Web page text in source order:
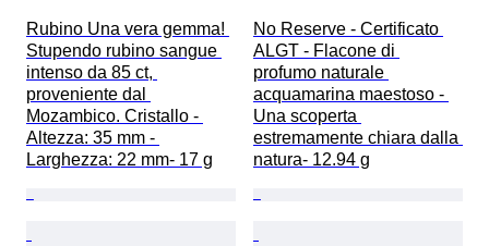
Rubino Una vera gemma!
Stupendo rubino sangue
intenso da 85 ct,
proveniente dal
Mozambico. Cristallo -
Altezza: 35 mm -
Larghezza: 22 mm- 17 g
No Reserve - Certificato
ALGT - Flacone di
profumo naturale
acquamarina maestoso -
Una scoperta
estremamente chiara dalla
natura- 12.94 g